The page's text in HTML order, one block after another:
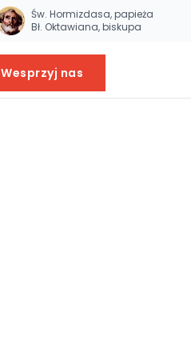
Św. Hormizdasa, papieża
Bł. Oktawiana, biskupa
Wesprzyj nas